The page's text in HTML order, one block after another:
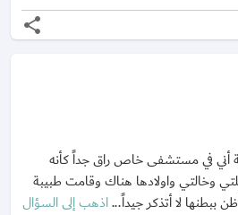
share
أني في مستشفى خاص راق جداً كأنه
وخالتي واولادها هناك وقامت طبيبة
ببطنها لا أتذكر جيداً...اذهب إلى السؤال